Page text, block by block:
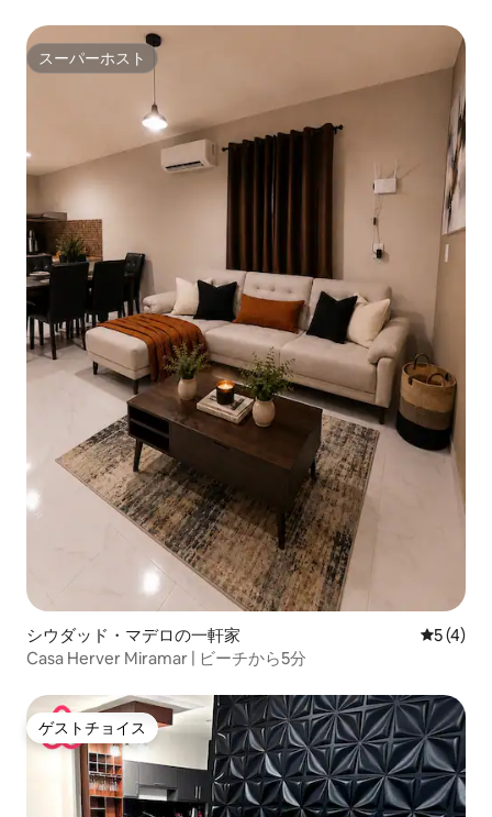
スーパーホスト
スーパーホスト
シウダッド・マデロの一軒家 レビュー
5 (4)
Casa Herver Miramar | ビーチから5分
ゲストチョイス
ゲストチョイス